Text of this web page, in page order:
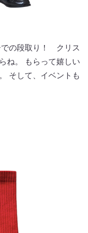
での段取り！ クリス
ね。 もらって嬉しい
そして、イベントも